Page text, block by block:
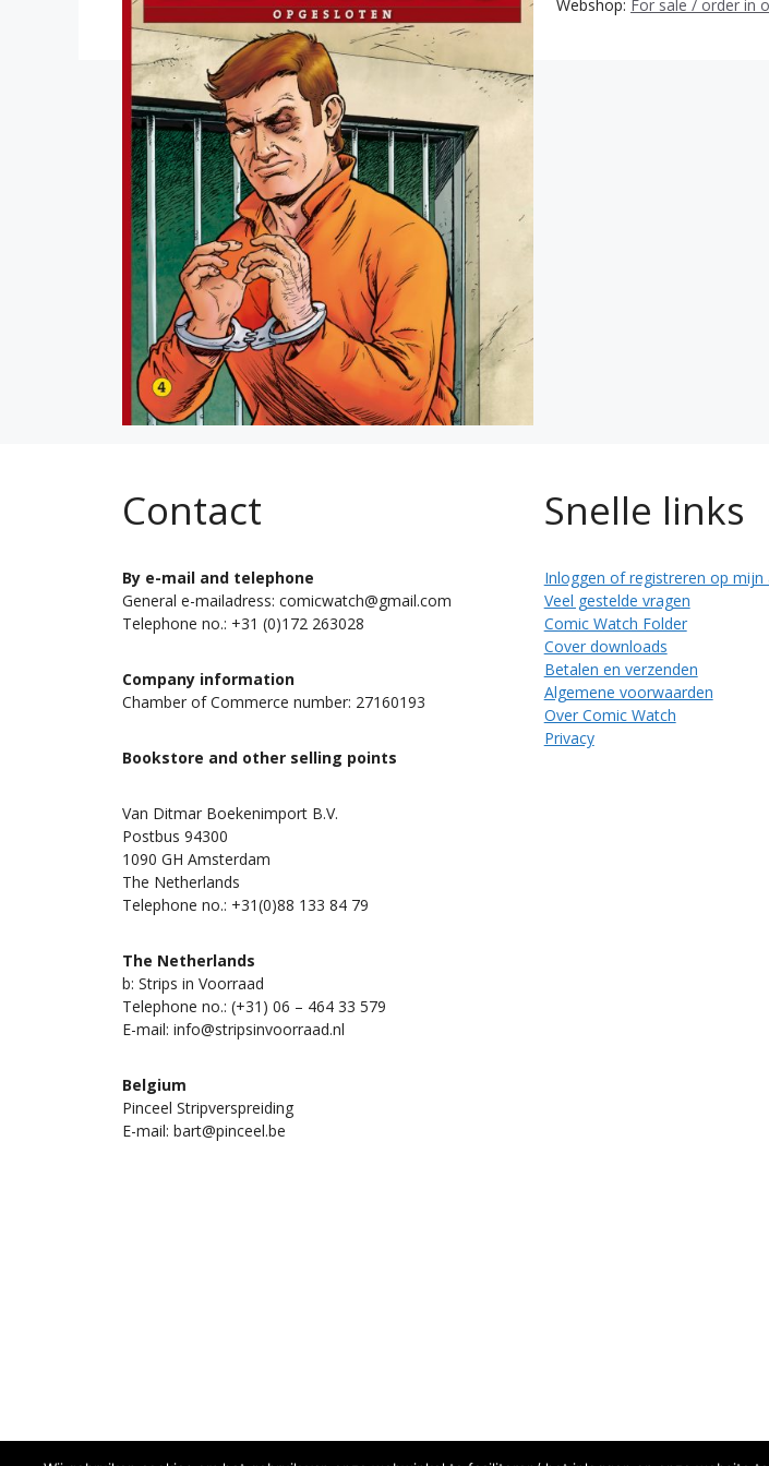
Webshop: For sale / order in
Contact
By e-mail and telephone
General e-mailadress: comicwatch@gmail.com
Telephone no.: +31 (0)172 263028
Company information
Chamber of Commerce number: 27160193
Bookstore and other selling points
Van Ditmar Boekenimport B.V.
Postbus 94300
1090 GH Amsterdam
The Netherlands
Telephone no.: +31(0)88 133 84 79
The Netherlands
b: Strips in Voorraad
Telephone no.: (+31) 06 – 464 33 579
E-mail: info@stripsinvoorraad.nl
Belgium
Pinceel Stripverspreiding
E-mail: bart@pinceel.be
Snelle links
Inloggen of registreren op mijn
Veel gestelde vragen
Comic Watch Folder
Cover downloads
Betalen en verzenden
Algemene voorwaarden
Over Comic Watch
Privacy